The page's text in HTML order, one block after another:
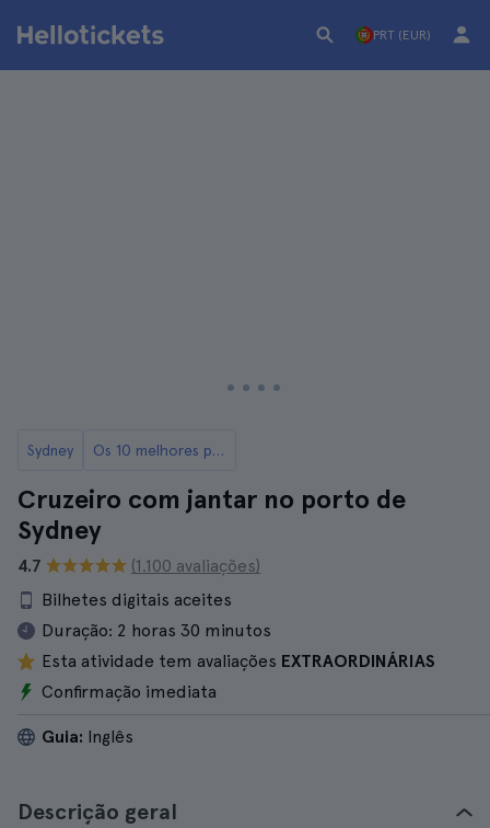
PRT (EUR)
Sydney Os 10 melhores passeios de barco em Sydney
Cruzeiro com jantar no porto de
Sydney
4.7
(1.100 avaliações)
Bilhetes digitais aceites
Duração: 2 horas 30 minutos
Esta atividade tem avaliações EXTRAORDINÁRIAS
Confirmação imediata
Guia: Inglês
Descrição geral